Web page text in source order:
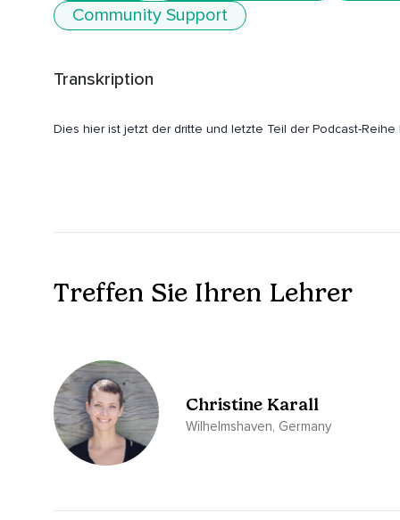
Community Support
Transkription
Dies hier ist jetzt der dritte und letzte Teil der Podcast-
Hör dir in Ruhe diesen dritten Teil an und dann kannst du in
Hör dir die ersten zwei Teile an.
Das setzt diesen dritten Teil nochmal anders in den
Bringt das alles nochmal in,
Treffen Sie Ihren Lehrer
Christine Karall
Wilhelmshaven, Germany